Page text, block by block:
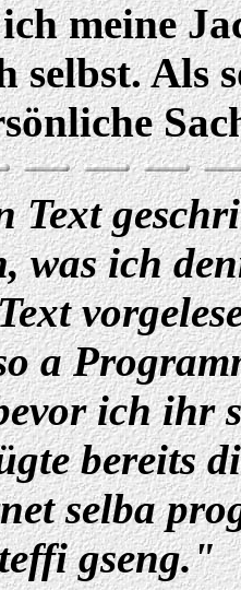
meine
selbst. Als
Text
was ich
a
ich ihr
bereits
selba
gseng."